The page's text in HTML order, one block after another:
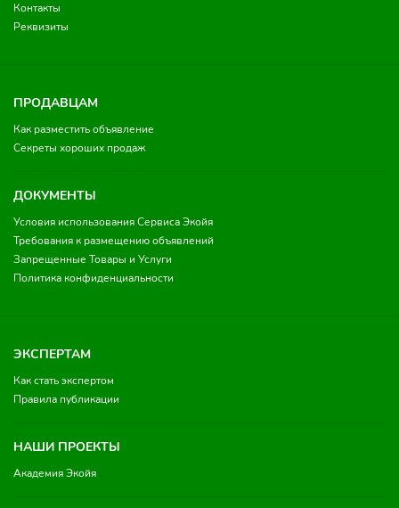
Контакты
Реквизиты
ПРОДАВЦАМ
Как разместить объявление
Секреты хороших продаж
ДОКУМЕНТЫ
Условия использования Сервиса Экойя
Требования к размещению объявлений
Запрещенные Товары и Услуги
Политика конфиденциальности
ЭКСПЕРТАМ
Как стать экспертом
Правила публикации
НАШИ ПРОЕКТЫ
Академия Экойя